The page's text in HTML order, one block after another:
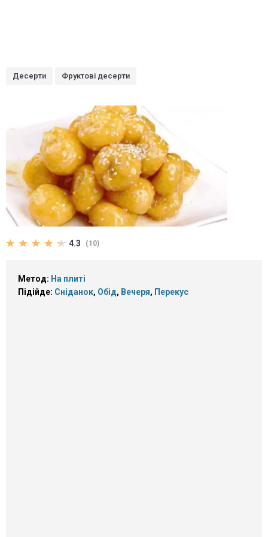
Десерти Фруктові десерти
4.3 (10)
Метод: На плиті
Підійде: Сніданок, Обід, Вечеря, Перекус